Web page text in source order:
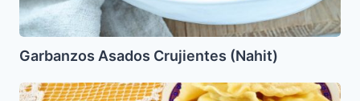
Garbanzos Asados Crujientes (Nahit)
Kreplaj